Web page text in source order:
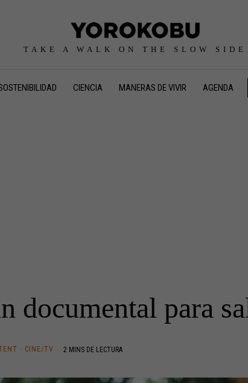
TAKE A WALK ON THE SLOW SIDE
CIENCIA MANERAS DE VIVIR AGENDA
documental para
· CINE/TV 2 MINS DE LECTURA